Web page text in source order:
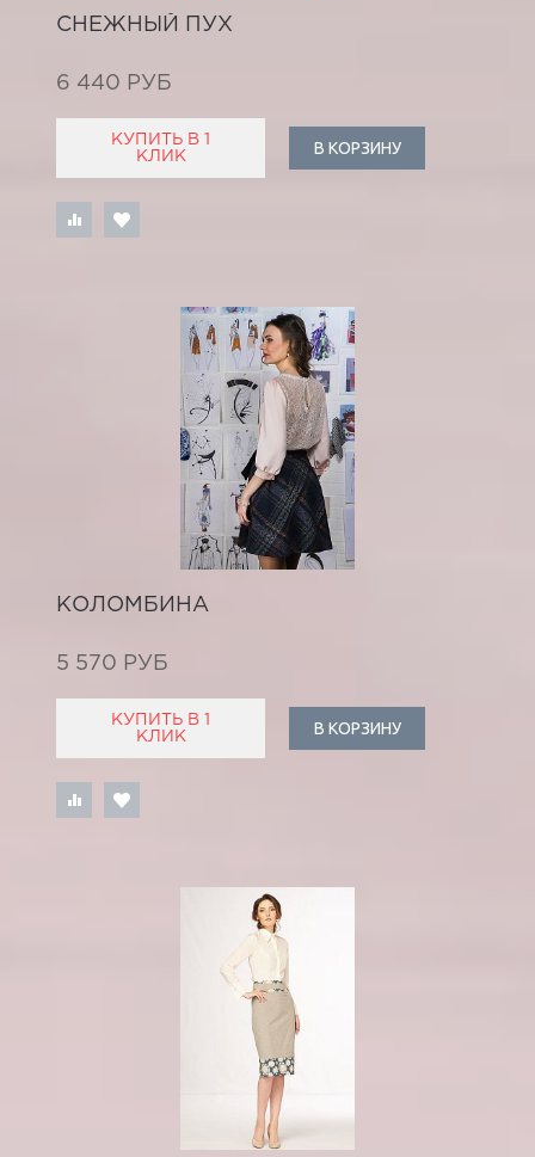
СНЕЖНЫЙ ПУХ
6 440 РУБ
КУПИТЬ В 1
КЛИК
В КОРЗИНУ
КОЛОМБИНА
5 570 РУБ
КУПИТЬ В 1
КЛИК
В КОРЗИНУ